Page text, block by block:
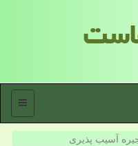
منو
آسیب پذیری